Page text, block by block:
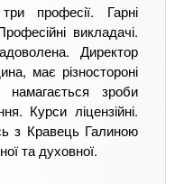
професії. Гарні
викладачі.
Директор
має різностороні
зроби
Курси ліцензійні.
з Кравець Галиною
та духовної.